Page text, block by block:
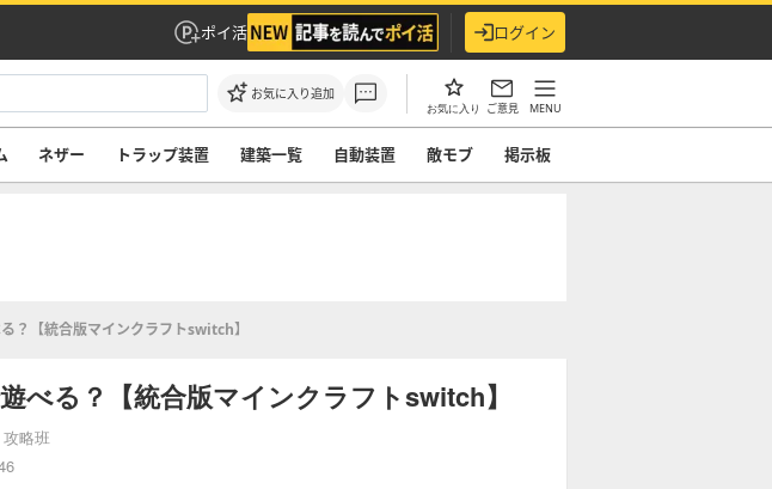
ポイ活 ログイン
お気に入り追加
お気に入り ご意見 MENU
ネザー トラップ装置 建築一覧 自動装置 敵モブ 掲示板
？【統合版マインクラフトswitch】
べる？【統合版マインクラフトswitch】
略班